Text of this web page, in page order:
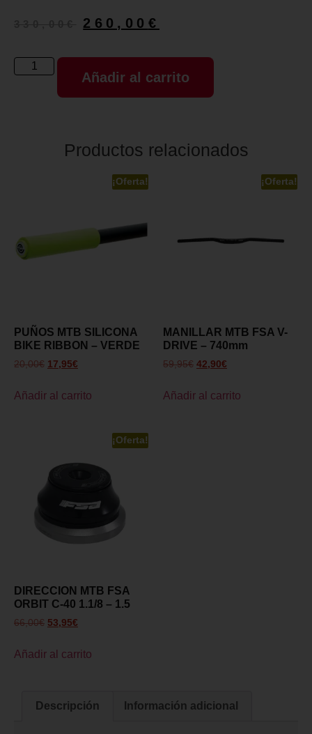
260,00 €
Añadir al carrito
Productos relacionados
¡Oferta!
PUÑOS MTB SILICONA
BIKE RIBBON – VERDE
20,00€ 17,95€
Añadir al carrito
¡Oferta!
MANILLAR MTB FSA V-
DRIVE – 740mm
59,95€ 42,90€
Añadir al carrito
¡Oferta!
DIRECCION MTB FSA
ORBIT C-40 1.1/8 – 1.5
66,00€ 53,95€
Añadir al carrito
Descripción Información adicional